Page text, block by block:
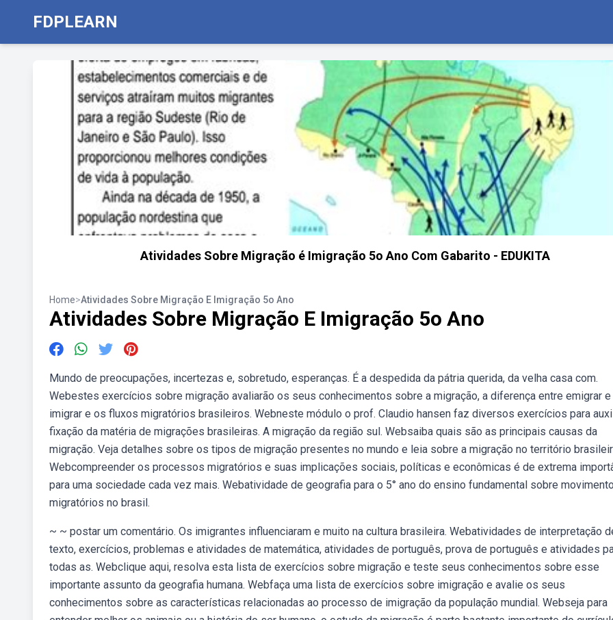
FDPLEARN
Atividades Sobre Migração é Imigração 5o Ano Com Gabarito - EDUKITA
Home>Atividades Sobre Migração E Imigração 5o Ano
Atividades Sobre Migração E Imigração 5o Ano
Mundo de preocupações, incertezas e, sobretudo, esperanças. É a despedida da pátria querida, da velha casa com.
Webestes exercícios sobre migração avaliarão os seus conhecimentos sobre a migração, a diferença entre emigrar e
imigrar e os fluxos migratórios brasileiros. Webneste módulo o prof. Claudio hansen faz diversos exercícios para
fixação da matéria de migrações brasileiras. A migração da região sul. Websaiba quais são as principais causas da
migração. Veja detalhes sobre os tipos de migração presentes no mundo e leia sobre a migração no território
Webcompreender os processos migratórios e suas implicações sociais, políticas e econômicas é de extrema
para uma sociedade cada vez mais. Webatividade de geografia para o 5° ano do ensino fundamental sobre
migratórios no brasil.
~ ~ postar um comentário. Os imigrantes influenciaram e muito na cultura brasileira. Webatividades de interpretação
texto, exercícios, problemas e atividades de matemática, atividades de português, prova de português e atividades
todas as. Webclique aqui, resolva esta lista de exercícios sobre migração e teste seus conhecimentos sobre esse
importante assunto da geografia humana. Webfaça uma lista de exercícios sobre imigração e avalie os seus
conhecimentos sobre as características relacionadas ao processo de imigração da população mundial. Webseja para